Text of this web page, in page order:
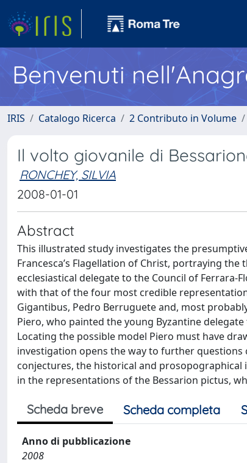
Benvenuti
IRIS Catalogo Ricerca 2 Contributo in Volume
Il volto giovanile di
RONCHEY, SILVIA
2008-01-01
Abstract
This illustrated study investigates the
Francesca’s Flagellation of Christ, portraying
ecclesiastical delegate to the Council of
with that of the four most credible
Gigantibus, Pedro Berruguete and, most
Piero, who painted the young Byzantine
Locating the possible model Piero must have
investigation opens the way to further
conjectures, the historical and
in the representations of the Bessarion pictus,
Scheda breve Scheda completa
Anno di pubblicazione
2008